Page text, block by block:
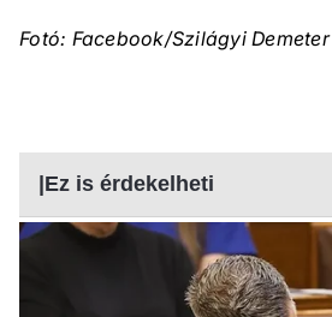
Fotó: Facebook/Szilágyi Demeter